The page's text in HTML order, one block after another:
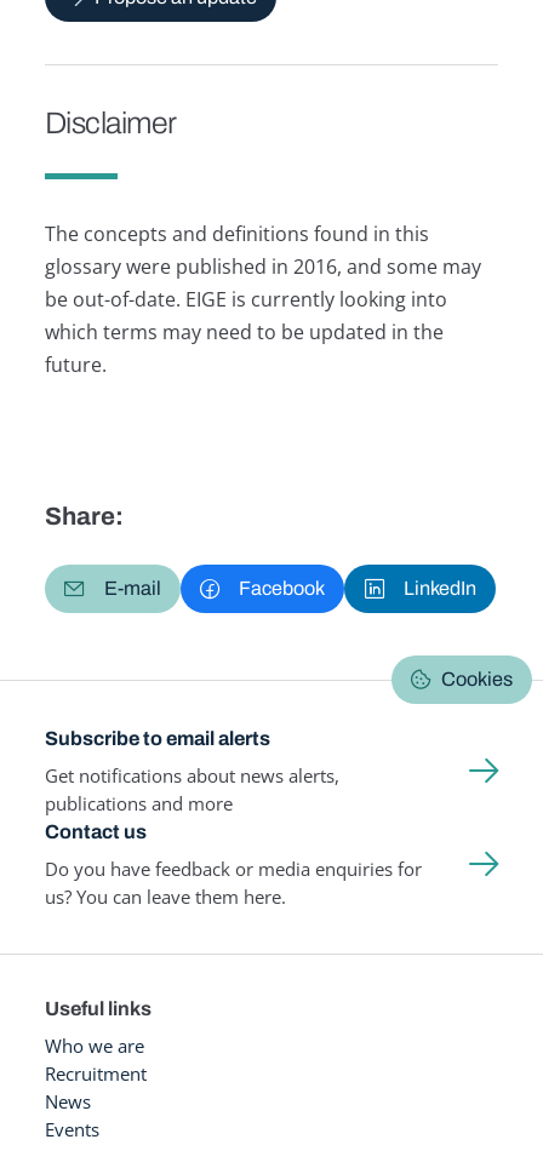
Disclaimer
The concepts and definitions found in this
glossary were published in 2016, and some may
be out-of-date. EIGE is currently looking into
which terms may need to be updated in the
future.
Share:
E-mail Facebook LinkedIn
Cookies
Subscribe to email alerts
Get notifications about news alerts,
publications and more
Contact us
Do you have feedback or media enquiries for
us? You can leave them here.
Useful links
Who we are
Recruitment
News
Events